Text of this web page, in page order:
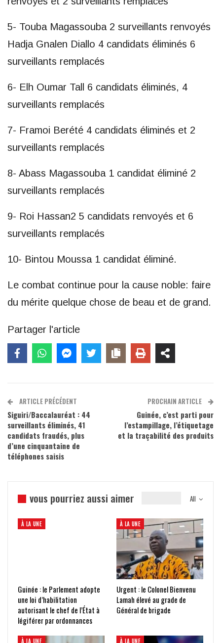
5- Touba Magassouba 2 surveillants renvoyés
Hadja Gnalen Diallo 4 candidats éliminés 6
surveillants remplacés
6- Elh Oumar Tall 6 candidats éliminés, 4
surveillants remplacés
7- Framoi Berété 4 candidats éliminés et 2
surveillants remplacés
8- Abass Magassouba 1 candidat éliminé 2
surveillants remplacés
9- Roi Hassan2 5 candidats renvoyés et 6
surveillants remplacés
10- Bintou Moussa 1 candidat éliminé.
Le combat continue pour la cause noble: faire
du mérite quelque chose de beau et de grand.
Partager l'article
ARTICLE PRÉCÉDENT
Siguiri/Baccalauréat : 44
surveillants éliminés, 41
candidats fraudés, plus
d’une cinquantaine de
téléphones saisis
PROCHAIN ARTICLE
Guinée, c’est parti pour
l’estampillage, l’étiquetage
et la traçabilité des produits
All
vous pourriez aussi aimer
À LA UNE
Guinée : le Parlement adopte
une loi d’habilitation
autorisant le chef de l’État à
légiférer par ordonnances
À LA UNE
Urgent : le Colonel Bienvenu
Lamah élevé au grade de
Général de brigade
À LA UNE À LA UNE